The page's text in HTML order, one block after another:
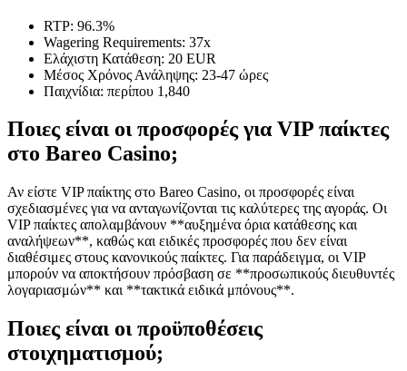
RTP: 96.3%
Wagering Requirements: 37x
Ελάχιστη Κατάθεση: 20 EUR
Μέσος Χρόνος Ανάληψης: 23-47 ώρες
Παιχνίδια: περίπου 1,840
Ποιες είναι οι προσφορές για VIP παίκτες
στο Bareo Casino;
Αν είστε VIP παίκτης στο Bareo Casino, οι προσφορές είναι
σχεδιασμένες για να ανταγωνίζονται τις καλύτερες της αγοράς. Οι
VIP παίκτες απολαμβάνουν **αυξημένα όρια κατάθεσης και
αναλήψεων**, καθώς και ειδικές προσφορές που δεν είναι
διαθέσιμες στους κανονικούς παίκτες. Για παράδειγμα, οι VIP
μπορούν να αποκτήσουν πρόσβαση σε **προσωπικούς διευθυντές
λογαριασμών** και **τακτικά ειδικά μπόνους**.
Ποιες είναι οι προϋποθέσεις
στοιχηματισμού;